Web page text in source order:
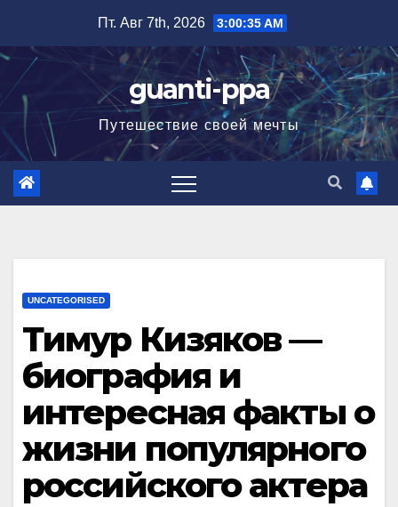
содержимому
Пт. Авг 7th, 2026 3:00:36 AM
guanti-ppa
Путешествие своей мечты
UNCATEGORISED
Тимур Кизяков —
биография и
интересная факты о
жизни популярного
российского актера